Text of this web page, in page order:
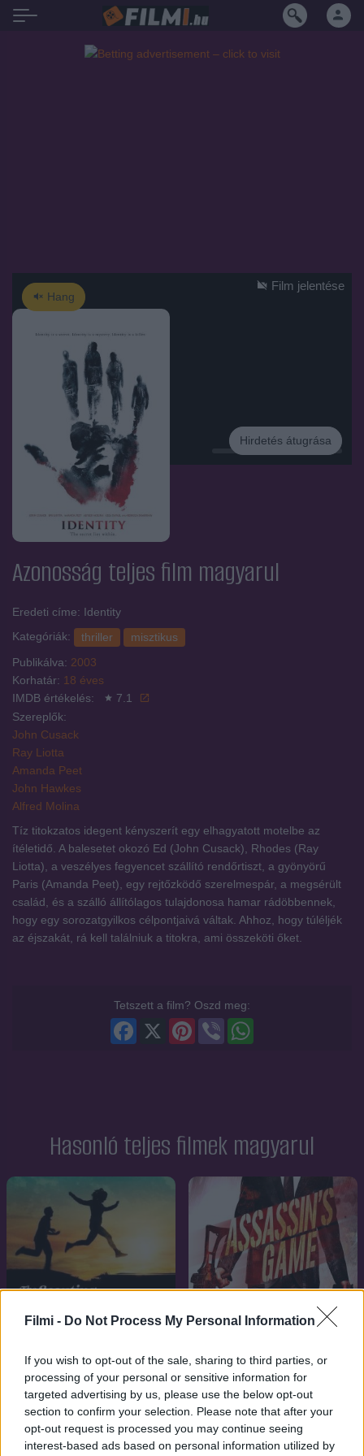
Filmi - Do Not Process My Personal Information
If you wish to opt-out of the sale, sharing to third parties, or
processing of your personal or sensitive information for
targeted advertising by us, please use the below opt-out
section to confirm your selection. Please note that after your
opt-out request is processed you may continue seeing
interest-based ads based on personal information utilized by
Hang
Hirdetés
Hirdetés átugrása
Film jelentése
Azonosság teljes film magyarul
Eredeti címe: Identity
Kategóriák:
thriller
misztikus
Publikálva: 2003
Korhatár: 18 éves
IMDB értékelés:
7.1
Szereplők:
John Cusack
Ray Liotta
Amanda Peet
John Hawkes
Alfred Molina
Tíz titokzatos idegent kényszerít egy elhagyatott motelbe az
ítéletidő. A balesetet okozó Ed (John Cusack), Rhodes (Ray
Liotta), a veszélyes fegyencet szállító rendőrtiszt, a gyönyörű
Paris (Amanda Peet), egy rejtőzködő szerelmespár, a megsérült
család, és a szálló állítólagos tulajdonosa hamar rádöbbennek,
hogy egy sorozatgyilkos célpontjaivá váltak. Ahhoz, hogy túléljék
az éjszakát, rá kell találniuk a titokra, ami összeköti őket.
Tetszett a film? Oszd meg:
Viber
Pinterest
Facebook
Hasonló teljes filmek magyarul
2009 7.1
Drágaságom 2009
2019 7.1
Bérgyilkosok játéka